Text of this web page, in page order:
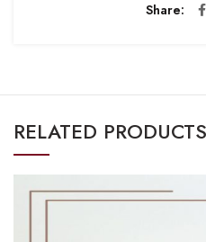
Share
RELATED PRODUCTS